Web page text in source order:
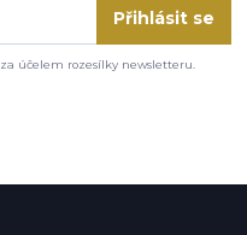
Přihlásit se
za účelem rozesílky newsletteru.